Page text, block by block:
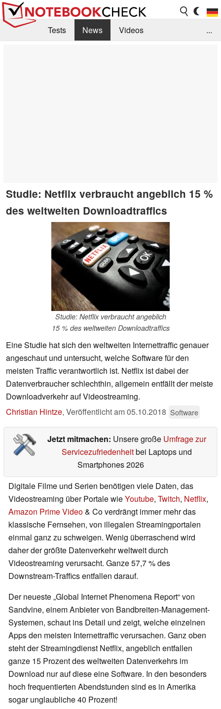
Tests News
Videos
...
Studie: Netflix verbraucht angeblich 15 %
des weltweiten Downloadtraffics
Studie: Netflix verbraucht angeblich
15 % des weltweiten Downloadtraffics
Eine Studie hat sich den weltweiten Internettraffic genauer
angeschaut und untersucht, welche Software für den
meisten Traffic verantwortlich ist. Netflix ist dabei der
Datenverbraucher schlechthin, allgemein entfällt der meiste
Downloadverkehr auf Videostreaming.
Christian Hintze, Veröffentlicht am05.10.2018 Software
Jetzt mitmachen: Unsere große Umfrage zur
Servicezufriedenheitbei Laptops und
Smartphones 2026
Digitale Filme und Serien benötigen viele Daten, das
Videostreaming über Portale wieYoutube, Twitch, Netflix,
Amazon Prime Video& Co verdrängt immer mehr das
klassische Fernsehen, von illegalen Streamingportalen
einmal ganz zu schweigen. Wenig überraschend wird
daher der größte Datenverkehr weltweit durch
Videostreaming verursacht. Ganze 57,7 % des
Downstream-Traffics entfallen darauf.
Der neueste „Global Internet Phenomena Report“ von
Sandvine, einem Anbieter von Bandbreiten-Management-
Systemen, schaut ins Detail und zeigt, welche einzelnen
Apps den meisten Internettraffic verursachen. Ganz oben
steht der Streamingdienst Netflix, angeblich entfallen
ganze 15 Prozent des weltweiten Datenverkehrs im
Download nur auf diese eine Software. In den besonders
hoch frequentierten Abendstunden sind es in Amerika
sogar unglaubliche 40 Prozent!